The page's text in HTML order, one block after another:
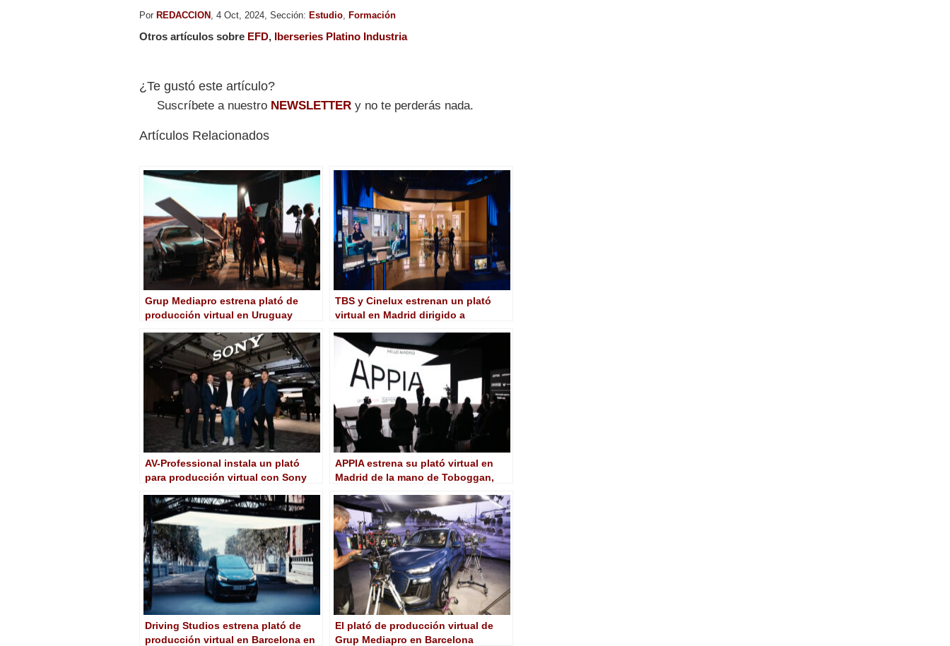
Por REDACCION , 4 Oct, 2024, Sección: Estudio Formación
Otros artículos sobre EFD, Iberseries Platino Industria
¿Te gustó este artículo?
Suscríbete a nuestro NEWSLETTER y no te perderás nada.
Artículos Relacionados
Grup Mediapro estrena plató de
producción virtual en Uruguay
TBS y Cinelux estrenan un plató
virtual en Madrid dirigido a
eventos
AV-Professional instala un plató
para producción virtual con Sony
APPIA estrena su plató virtual en
Madrid de la mano de Toboggan,
Driving Studios estrena plató de
producción virtual en Barcelona en
El plató de producción virtual de
Grup Mediapro en Barcelona